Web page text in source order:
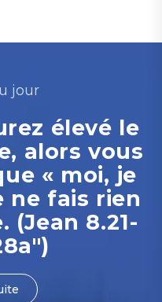
jour
élevé le
alors vous
« moi, je
ne fais rien
(Jean 8.21-